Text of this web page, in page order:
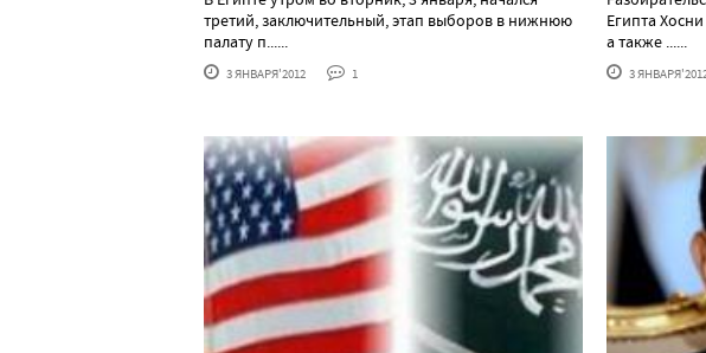
третий, заключительный, этап выборов в нижнюю
палату п......
3 ЯНВАРЯ'2012 1
Египта
а также ......
3